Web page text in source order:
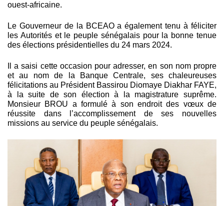
ouest-africaine.
Le Gouverneur de la BCEAO a également tenu à féliciter
les Autorités et le peuple sénégalais pour la bonne tenue
des élections présidentielles du 24 mars 2024.
Il a saisi cette occasion pour adresser, en son nom propre
et au nom de la Banque Centrale, ses chaleureuses
félicitations au Président Bassirou Diomaye Diakhar FAYE,
à la suite de son élection à la magistrature suprême.
Monsieur BROU a formulé à son endroit des vœux de
réussite dans l’accomplissement de ses nouvelles
missions au service du peuple sénégalais.